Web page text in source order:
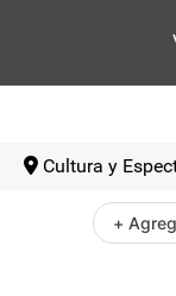
Cultura y
+